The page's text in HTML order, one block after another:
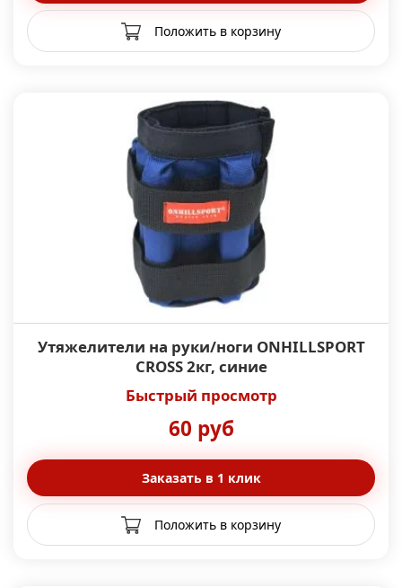
Положить в корзину
Утяжелители на руки/ноги ONHILLSPORT
CROSS 2кг, синие
Быстрый просмотр
60 руб
Заказать в 1 клик
Положить в корзину